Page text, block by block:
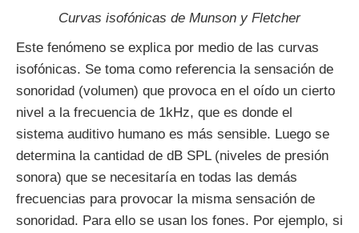
Curvas isofónicas de Munson y Fletcher
Este fenómeno se explica por medio de las curvas
isofónicas. Se toma como referencia la sensación de
sonoridad (volumen) que provoca en el oído un cierto
nivel a la frecuencia de 1kHz, que es donde el
sistema auditivo humano es más sensible. Luego se
determina la cantidad de dB SPL (niveles de presión
sonora) que se necesitaría en todas las demás
frecuencias para provocar la misma sensación de
sonoridad. Para ello se usan los fones. Por ejemplo, si